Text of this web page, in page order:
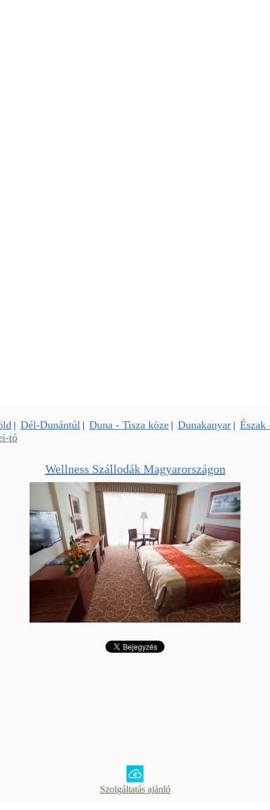
| Dél-Dunántúl | Duna - Tisza köze | Dunakanyar | Észak
tó
Wellness Szállodák Magyarországon
Szolgáltatás ajánló